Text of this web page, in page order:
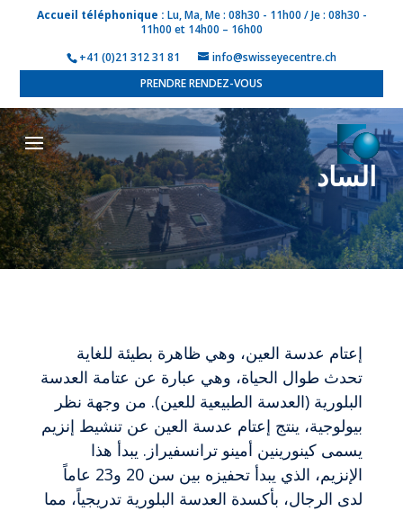
Accueil téléphonique : Lu, Ma, Me : 08h30 - 11h00 / Je : 08h30 -
11h00 et 14h00 – 16h00
+41 (0)21 312 31 81
info@swisseyecentre.ch
PRENDRE RENDEZ-VOUS
الساد
إعتام عدسة العين، وهي ظاهرة بطيئة للغاية
تحدث طوال الحياة، وهي عبارة عن عتامة العدسة
البلورية (العدسة الطبيعية للعين). من وجهة نظر
بيولوجية، ينتج إعتام عدسة العين عن تنشيط إنزيم
يسمى كينورينين أمينو ترانسفيراز. يبدأ هذا
الإنزيم، الذي يبدأ تحفيزه بين سن 20 و23 عاماً
لدى الرجال، بأكسدة العدسة البلورية تدريجياً، مما